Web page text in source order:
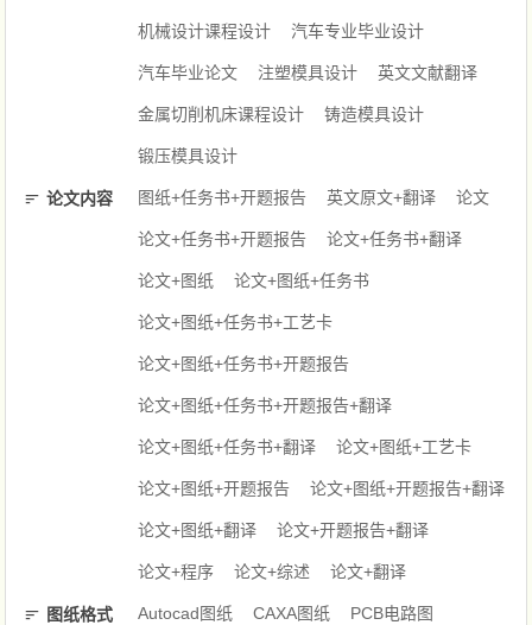
机械设计课程设计 汽车专业毕业设计
汽车毕业论文 注塑模具设计 英文文献翻译
金属切削机床课程设计 铸造模具设计
锻压模具设计
论文内容 图纸+任务书+开题报告 英文原文+翻译 论文
论文+任务书+开题报告 论文+任务书+翻译
论文+图纸 论文+图纸+任务书
论文+图纸+任务书+工艺卡
论文+图纸+任务书+开题报告
论文+图纸+任务书+开题报告+翻译
论文+图纸+任务书+翻译 论文+图纸+工艺卡
论文+图纸+开题报告 论文+图纸+开题报告+翻译
论文+图纸+翻译 论文+开题报告+翻译
论文+程序 论文+综述 论文+翻译
图纸格式 Autocad图纸 CAXA图纸 PCB电路图